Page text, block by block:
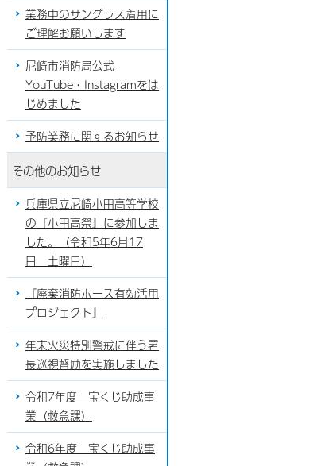
業務中のサングラス着用に
ご理解お願いします
尼崎市消防局公式
YouTube・Instagramをは
じめました
予防業務に関するお知らせ
その他のお知らせ
兵庫県立尼崎小田高等学校
の『小田高祭』に参加しま
した。（令和5年6月17
日 土曜日）
『廃棄消防ホース有効活用
プロジェクト』
年末火災特別警戒に伴う署
長巡視督励を実施しました
令和7年度 宝くじ助成事
業（救急課）
令和6年度 宝くじ助成事